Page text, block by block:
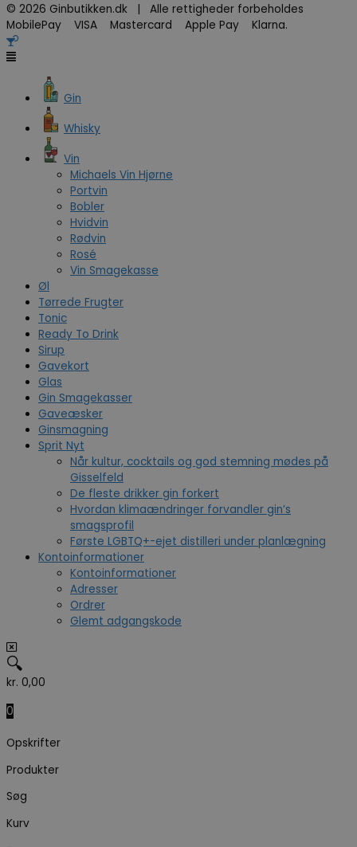
© 2026 Ginbutikken.dk | Alle rettigheder forbeholdes
MobilePay VISA Mastercard Apple Pay Klarna.
Gin
Whisky
Vin
Michaels Vin Hjørne
Portvin
Bobler
Hvidvin
Rødvin
Rosé
Vin Smagekasse
Øl
Tørrede Frugter
Tonic
Ready To Drink
Sirup
Gavekort
Glas
Gin Smagekasser
Gaveæsker
Ginsmagning
Sprit Nyt
Når kultur, cocktails og god stemning mødes på
Gisselfeld
De fleste drikker gin forkert
Hvordan klimaændringer forvandler gin’s
smagsprofil
Første LGBTQ+-ejet distilleri under planlægning
Kontoinformationer
Kontoinformationer
Adresser
Ordrer
Glemt adgangskode
🔍
kr. 0,00
0
Opskrifter
Produkter
Søg
Kurv